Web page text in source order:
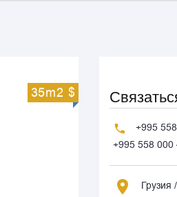
35m2 $
+995
+995 558 000